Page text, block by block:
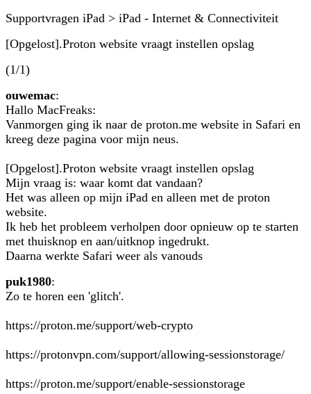
Supportvragen iPad > iPad - Internet & Connectiviteit
[Opgelost].Proton website vraagt instellen opslag
(1/1)
ouwemac:
Hallo MacFreaks:
Vanmorgen ging ik naar de proton.me website in Safari en
kreeg deze pagina voor mijn neus.
[Opgelost].Proton website vraagt instellen opslag
Mijn vraag is: waar komt dat vandaan?
Het was alleen op mijn iPad en alleen met de proton
website.
Ik heb het probleem verholpen door opnieuw op te starten
met thuisknop en aan/uitknop ingedrukt.
Daarna werkte Safari weer als vanouds
puk1980:
Zo te horen een 'glitch'.
https://proton.me/support/web-crypto
https://protonvpn.com/support/allowing-sessionstorage/
https://proton.me/support/enable-sessionstorage